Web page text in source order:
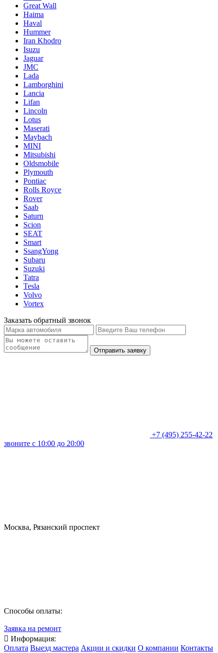
Great Wall
Haima
Haval
Hummer
Iran Khodro
Isuzu
Jaguar
JMC
Lada
Lamborghini
Lancia
Lifan
Lincoln
Lotus
Maserati
Maybach
MINI
Mitsubishi
Oldsmobile
Plymouth
Pontiac
Rolls Royce
Rover
Saab
Saturn
Scion
SEAT
Smart
SsangYong
Subaru
Suzuki
Tatra
Tesla
Volvo
Vortex
Заказать обратный звонок
+7 (495) 255-42-22
звоните с 10:00 до 20:00
Москва, Рязанский проспект
Способы оплаты:
Заявка на ремонт
 Информация:
Оплата Выезд мастера Акции и скидки О компании Контакты